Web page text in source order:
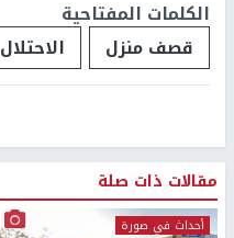
الكلمات المفتاحية
قصف منزل
الاحتلال
مقالات ذات صلة
أحداث في صورة